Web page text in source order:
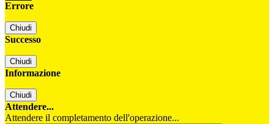
Errore
Chiudi
Successo
Chiudi
Informazione
Chiudi
Attendere...
Attendere il completamento dell'operazione...